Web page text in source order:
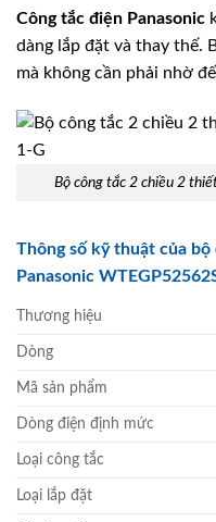
Công tắc điện Panasonic
dàng lắp đặt và thay thế.
mà không cần phải nhờ
Bộ công tắc 2 chiều 2
Thông số kỹ thuật của
Panasonic
Thương hiệu
Dòng
Mã sản phẩm
Dòng điện định mức
Loại công tắc
Loại lắp đặt